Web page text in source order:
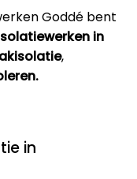
Goddé bent
in
,
in